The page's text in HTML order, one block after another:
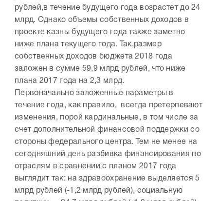
рублей,в течение будущего года возрастет до 24
млрд. Однако объемы собственных доходов в
проекте казны будущего года также заметно
ниже плана текущего года. Так,размер
собственных доходов бюджета 2018 года
заложен в сумме 59,9 млрд рублей, что ниже
плана 2017 года на 2,3 млрд.
Первоначально заложенные параметры в
течение года, как правило, всегда претерпевают
изменения, порой кардинальные, в том числе за
счет дополнительной финансовой поддержки со
стороны федерального центра. Тем не менее на
сегодняшний день разбивка финансирования по
отраслям в сравнении с планом 2017 года
выглядит так: на здравоохранение выделяется 5
млрд рублей (-1,2 млрд рублей), социальную